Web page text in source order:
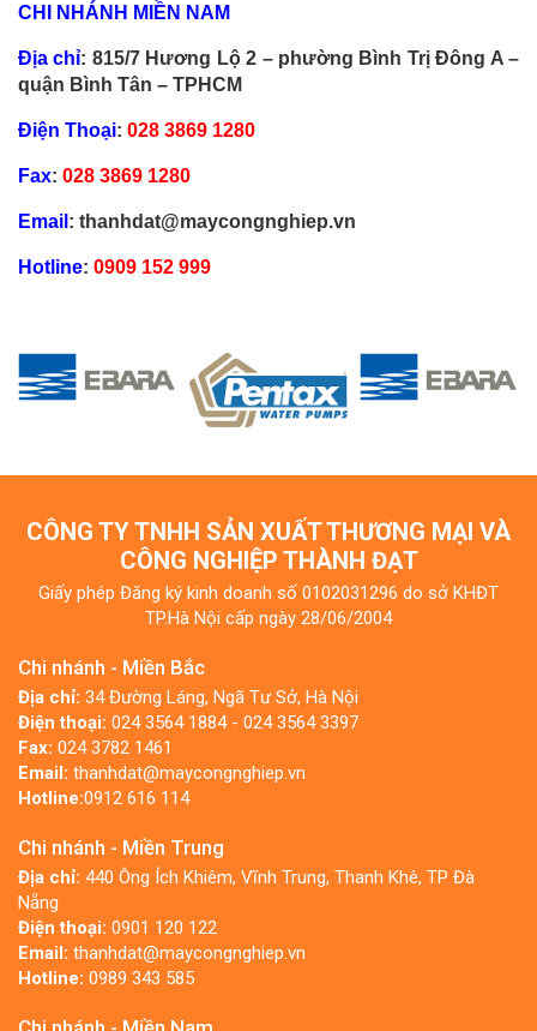
CHI NHÁNH MIỀN NAM
Địa chỉ: 815/7 Hương Lộ 2 – phường Bình Trị Đông A –
quận Bình Tân – TPHCM
Điện Thoại: 028 3869 1280
Fax: 028 3869 1280
Email : thanhdat@maycongnghiep.vn
Hotline: 0909 152 999
CÔNG TY TNHH SẢN XUẤT THƯƠNG MẠI VÀ
CÔNG NGHIỆP THÀNH ĐẠT
Giấy phép Đăng ký kinh doanh số 0102031296 do sở KHĐT
TP.Hà Nội cấp ngày 28/06/2004
Chi nhánh - Miền Bắc
Địa chỉ: 34 Đường Láng, Ngã Tư Sở, Hà Nội
Điện thoại: 024 3564 1884 - 024 3564 3397
Fax: 024 3782 1461
Email: thanhdat@maycongnghiep.vn
Hotline:0912 616 114
Chi nhánh - Miền Trung
Địa chỉ: 440 Ông Ích Khiêm, Vĩnh Trung, Thanh Khê, TP Đà
Nẵng
Điện thoại: 0901 120 122
Email: thanhdat@maycongnghiep.vn
Hotline: 0989 343 585